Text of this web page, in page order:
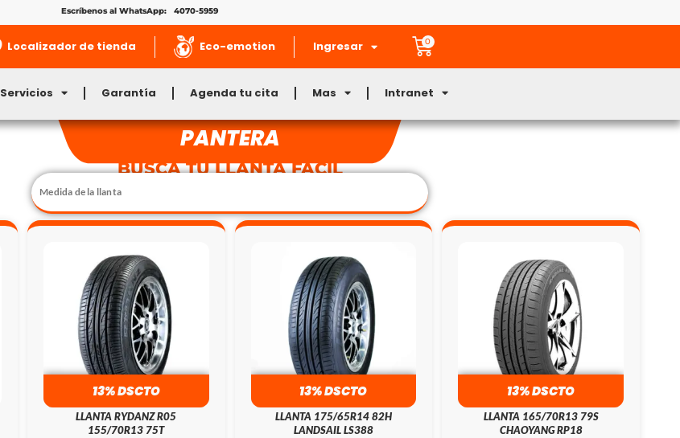
Escríbenos al WhatsApp: 4070-5959
Localizador de tienda Eco-emotion Ingresar 0
Servicios Garantía Agenda tu cita Mas Intranet
PANTERA
BUSCA TU LLANTA FÁCIL
13% DSCTO
LLANTA RYDANZ R05
155/70R13 75T
13% DSCTO
LLANTA 175/65R14 82H
LANDSAIL LS388
13% DSCTO
LLANTA 165/70R13 79S
CHAOYANG RP18